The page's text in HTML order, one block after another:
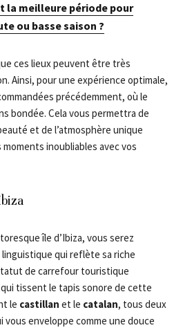
la meilleure période pour
ou basse saison ?
ces lieux peuvent être très
Ainsi, pour une expérience optimale,
précédemment, où le
bondée. Cela vous permettra de
et de l’atmosphère unique
inoubliables avec vos
île d’Ibiza, vous serez
qui reflète sa riche
de carrefour touristique
tissent le tapis sonore de cette
le castillan et le catalan, tous deux
vous enveloppe comme une douce